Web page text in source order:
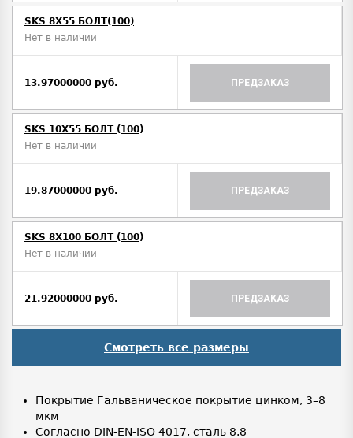
SKS 8X55 БОЛТ(100)
Нет в наличии
13.97000000 руб. ПРЕДЗАКАЗ
SKS 10Х55 БОЛТ (100)
Нет в наличии
19.87000000 руб. ПРЕДЗАКАЗ
SKS 8X100 БОЛТ (100)
Нет в наличии
21.92000000 руб. ПРЕДЗАКАЗ
Смотреть все размеры
Покрытие Гальваническое покрытие цинком, 3–8
мкм
Согласно DIN-EN-ISO 4017, сталь 8.8